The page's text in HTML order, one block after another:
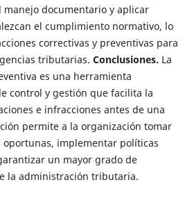
documentario y aplicar
el cumplimiento normativo, lo
correctivas y preventivas para
tributarias. Conclusiones. La
es una herramienta
control y gestión que facilita la
e infracciones antes de una
permite a la organización tomar
implementar políticas
un mayor grado de
la administración tributaria.